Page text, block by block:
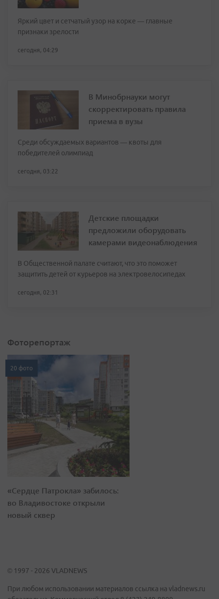
Яркий цвет и сетчатый узор на корке — главные
признаки зрелости
сегодня, 04:29
В Минобрнауки могут
скорректировать правила
приема в вузы
Среди обсуждаемых вариантов — квоты для
победителей олимпиад
сегодня, 03:22
Детские площадки
предложили оборудовать
камерами видеонаблюдения
В Общественной палате считают, что это поможет
защитить детей от курьеров на электровелосипедах
сегодня, 02:31
Фоторепортаж
20 фото
«Сердце Патрокла» забилось:
во Владивостоке открыли
новый сквер
© 1997 - 2026 VLADNEWS
При любом использовании материалов ссылка на vladnews.ru